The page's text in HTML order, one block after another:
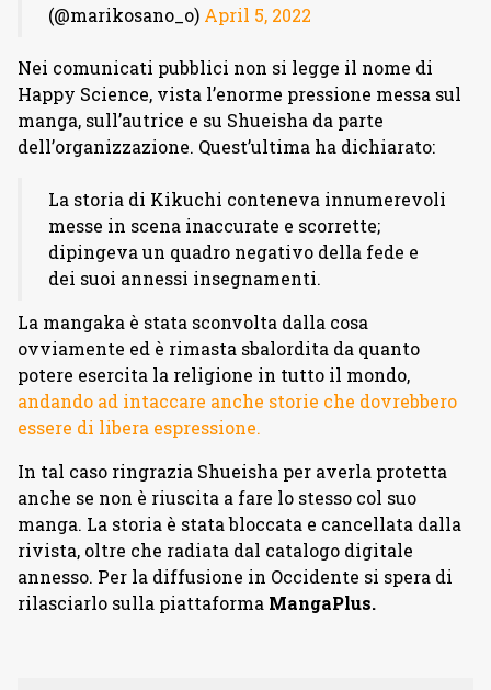
(@marikosano_o) April 5, 2022
Nei comunicati pubblici non si legge il nome di
Happy Science, vista l’enorme pressione messa sul
manga, sull’autrice e su Shueisha da parte
dell’organizzazione. Quest’ultima ha dichiarato:
La storia di Kikuchi conteneva innumerevoli
messe in scena inaccurate e scorrette;
dipingeva un quadro negativo della fede e
dei suoi annessi insegnamenti.
La mangaka è stata sconvolta dalla cosa
ovviamente ed è rimasta sbalordita da quanto
potere esercita la religione in tutto il mondo,
andando ad intaccare anche storie che dovrebbero
essere di libera espressione.
In tal caso ringrazia Shueisha per averla protetta
anche se non è riuscita a fare lo stesso col suo
manga. La storia è stata bloccata e cancellata dalla
rivista, oltre che radiata dal catalogo digitale
annesso. Per la diffusione in Occidente si spera di
rilasciarlo sulla piattaforma MangaPlus.